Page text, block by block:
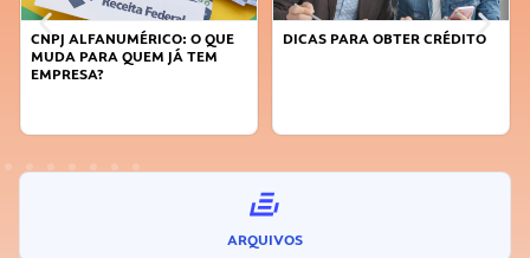
CNPJ ALFANUMÉRICO: O QUE
MUDA PARA QUEM JÁ TEM
EMPRESA?
DICAS PARA OBTER CRÉDITO
ARQUIVOS